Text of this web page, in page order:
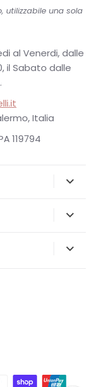
utilizzabile una sola
al Venerdi, dalle
il Sabato dalle
Italia
119794